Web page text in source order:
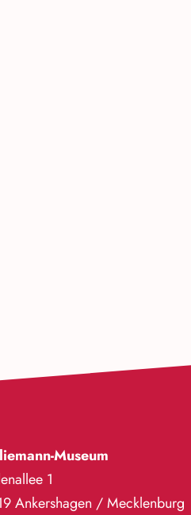
Museum
1
Ankershagen / Mecklenburg